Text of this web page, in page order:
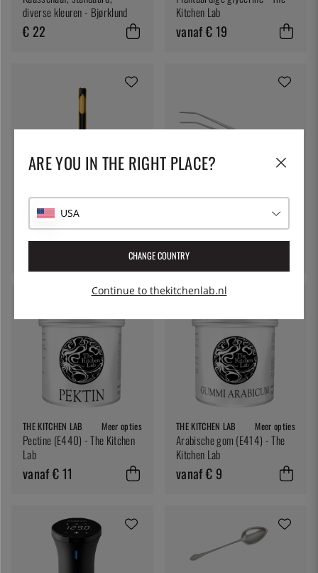
diverse kleuren - Bjørklund
€ 22
Kitchen Lab
vanaf € 19
COMBUSTION INC
Draadloze thermometer met
wifi-booster - Combustion
Pincet met hoek - deBuyer
vanaf € 10
THE KITCHEN LAB Meer opties
Pectine (E440) - The Kitchen
Lab
vanaf € 11
THE KITCHEN LAB Meer opties
Arabische gom (E414) - The
Kitchen Lab
vanaf € 9
ARE YOU IN THE RIGHT PLACE?
USA
CHANGE COUNTRY
Continue to thekitchenlab.nl